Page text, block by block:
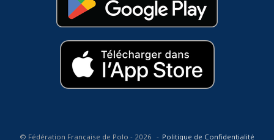
© Fédération Française de Polo - 2026 Politique de Confidentialité